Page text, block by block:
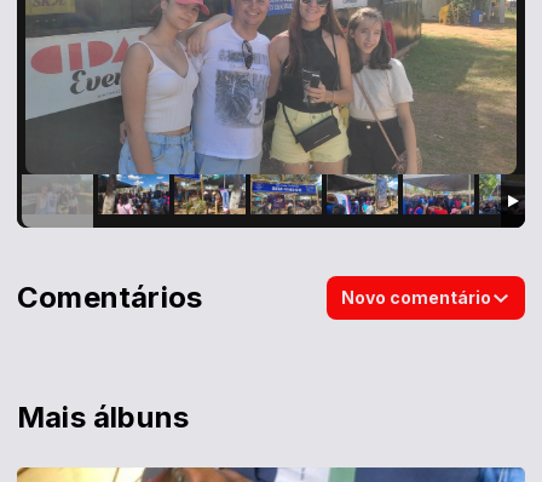
Mais álbuns
Comentários Novo comentário